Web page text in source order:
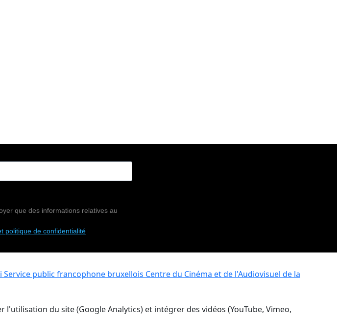
que des informations relatives au
politique de confidentialité
Service public francophone bruxellois Centre du Cinéma et de l'Audiovisuel de la
du site (Google Analytics) et intégrer des vidéos (YouTube, Vimeo,